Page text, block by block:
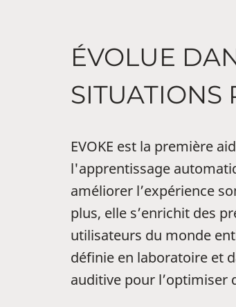
ÉVOLUE
SITUATIONS
EVOKE est la première
l'apprentissage
améliorer l’expérience
plus, elle s’enrichit des
utilisateurs du monde
définie en laboratoire et
auditive pour l’optimiser